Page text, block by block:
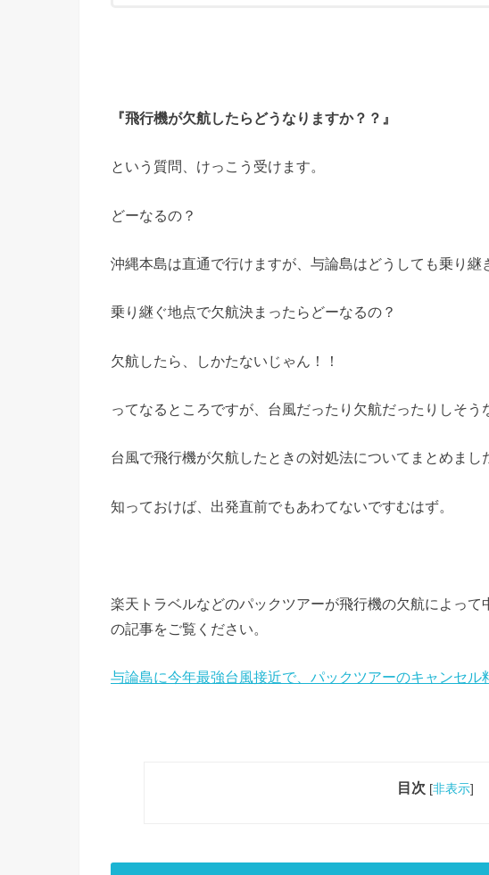
『飛行機が欠航したらどうなりますか？？』
という質問、けっこう受けます。
どーなるの？
沖縄本島は直通で行けますが、与論島はどうしても乗り継
乗り継ぐ地点で欠航決まったらどーなるの？
欠航したら、しかたないじゃん！！
ってなるところですが、台風だったり欠航だったりしそう
台風で飛行機が欠航したときの対処法についてまとめまし
知っておけば、出発直前でもあわてないですむはず。
楽天トラベルなどのパックツアーが飛行機の欠航によっ
の記事をご覧ください。
与論島に今年最強台風接近で、パックツアーのキャンセル
目次 [非表示]